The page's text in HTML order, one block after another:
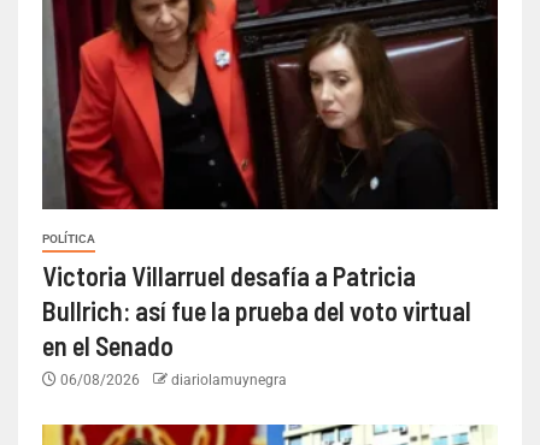
POLÍTICA
Victoria Villarruel desafía a Patricia
Bullrich: así fue la prueba del voto virtual
en el Senado
06/08/2026 diariolamuynegra